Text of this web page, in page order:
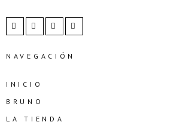
NAVEGACIÓN
INICIO
BRUNO
LA TIENDA